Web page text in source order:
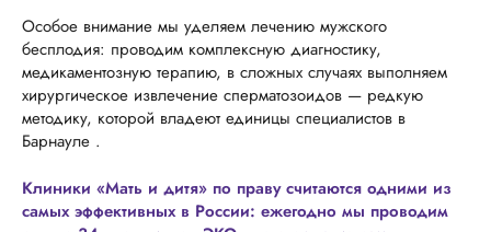
Особое внимание мы уделяем лечению мужского
бесплодия: проводим комплексную диагностику,
медикаментозную терапию, в сложных случаях выполняем
хирургическое извлечение сперматозоидов — редкую
методику, которой владеют единицы специалистов в
Барнауле .
Клиники «Мать и дитя» по праву считаются одними из
самых эффективных в России: ежегодно мы проводим